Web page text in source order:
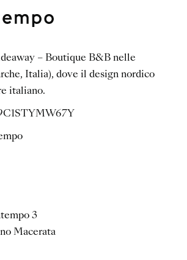
– Boutique B&B nelle
Italia), dove il design nordico
italiano.
3
Macerata